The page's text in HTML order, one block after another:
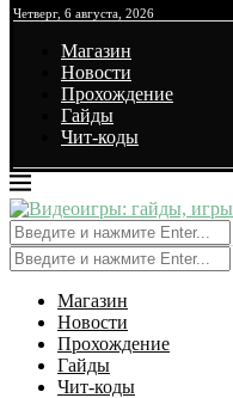
Четверг, 6 августа, 2026
Магазин
Новости
Прохождение
Гайды
Чит-коды
Магазин
Новости
Прохождение
Гайды
Чит-коды